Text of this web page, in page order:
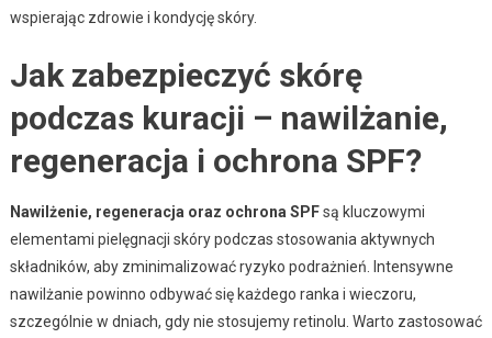
wspierając zdrowie i kondycję skóry.
Jak zabezpieczyć skórę
podczas kuracji – nawilżanie,
regeneracja i ochrona SPF?
Nawilżenie, regeneracja oraz ochrona SPFsą kluczowymi
elementami pielęgnacji skóry podczas stosowania aktywnych
składników, aby zminimalizować ryzyko podrażnień. Intensywne
nawilżanie powinno odbywać się każdego ranka i wieczoru,
szczególnie w dniach, gdy nie stosujemy retinolu. Warto zastosować